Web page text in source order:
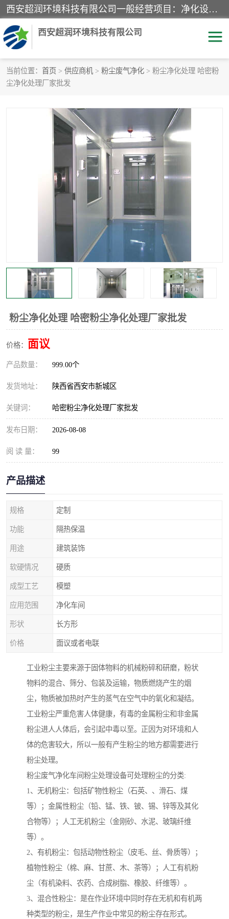
西安超润环境科技有限公司一般经营项目：净化设备、厨房设备、五金机电设备、不锈钢制品、彩钢夹心板、水处理设备的研发、销售；空气净化设备、办公设备、通风设备、建筑材料、金属材料的销售；净化工程、钢结构工程、机电设备工程的设计与施工及技术咨询服务；货物及技术的进出口的业务经营。
西安超润环境科技有限公司
当前位置： 首页 > 供应商机 > 粉尘废气净化 > 粉尘净化处理 哈密粉
尘净化处理厂家批发
粉尘净化处理 哈密粉尘净化处理厂家批发
价格： 面议
产品数量： 999.00个
发货地址： 陕西省西安市新城区
关键词： 哈密粉尘净化处理厂家批发
发布日期： 2026-08-08
阅 读 量： 99
产品描述
规格 定制
功能 隔热保温
用途 建筑装饰
软硬情况 硬质
成型工艺 模塑
应用范围 净化车间
形状 长方形
价格 面议或者电联
工业粉尘主要来源于固体物料的机械粉碎和研磨，粉状
物料的混合、筛分、包装及运输，物质燃烧产生的烟
尘，物质被加热时产生的蒸气在空气中的氧化和凝结。
工业粉尘严重危害人体健康，有毒的金属粉尘和非金属
粉尘进人人体后，会引起中毒以至。正因为对环境和人
体的危害较大，所以一般有产生粉尘的地方都需要进行
粉尘处理。
粉尘废气净化车间粉尘处理设备可处理粉尘的分类:
1、无机粉尘：包括矿物性粉尘（石英、、滑石、煤
等）；金属性粉尘（铅、锰、铁、铍、锡、锌等及其化
合物等）；人工无机粉尘（金刚砂、水泥、玻璃纤维
等）。
2、有机粉尘：包括动物性粉尘（皮毛、丝、骨质等）；
植物性粉尘（棉、麻、甘蔗、木、茶等）；人工有机粉
尘（有机染料、农药、合成树脂、橡胶、纤维等）。
3、混合性粉尘：是在作业环境中同时存在无机和有机两
种类型的粉尘，是生产作业中常见的粉尘存在形式。
洁净手术室
粉尘废气净化
净化车间工程 GMP车间